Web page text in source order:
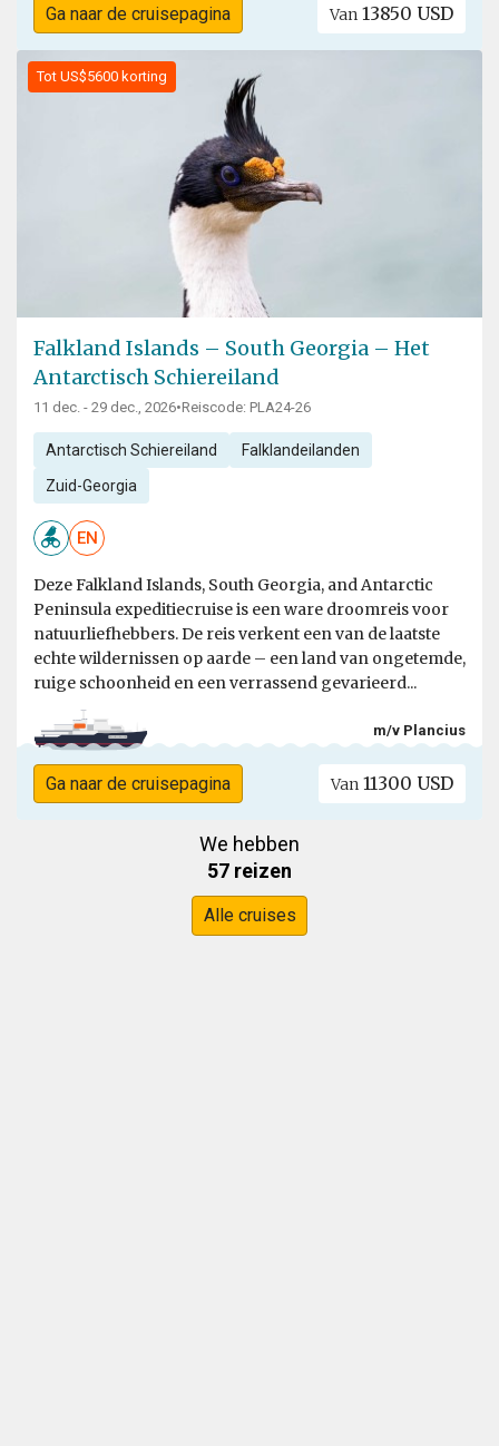
Ga naar de cruisepagina Van 13850 USD
Tot US$5600 korting
Falkland Islands – South Georgia – Het
Antarctisch Schiereiland
11 dec. - 29 dec., 2026•Reiscode: PLA24-26
Antarctisch Schiereiland Falklandeilanden
Zuid-Georgia
EN
Deze Falkland Islands, South Georgia, and Antarctic
Peninsula expeditiecruise is een ware droomreis voor
natuurliefhebbers. De reis verkent een van de laatste
echte wildernissen op aarde – een land van ongetemde,
ruige schoonheid en een verrassend gevarieerd...
m/v Plancius
Ga naar de cruisepagina Van 11300 USD
We hebben
57 reizen
Alle cruises